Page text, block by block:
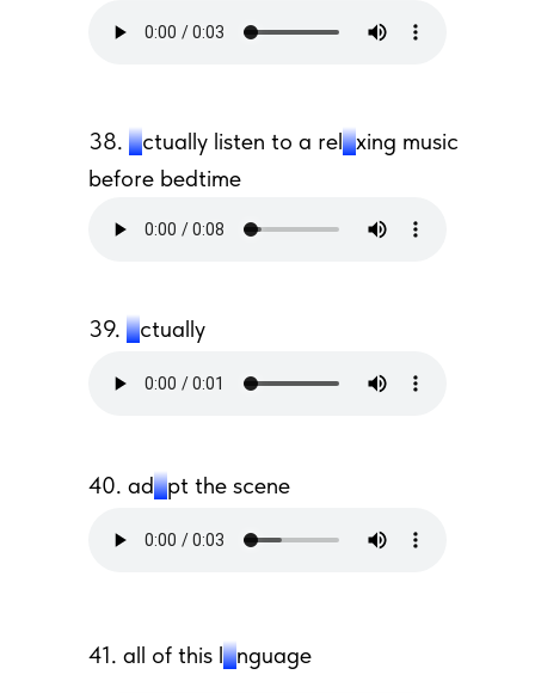
38. actually listen to a relaxing music
before bedtime
39. actually
40. adapt the scene
41. all of this language